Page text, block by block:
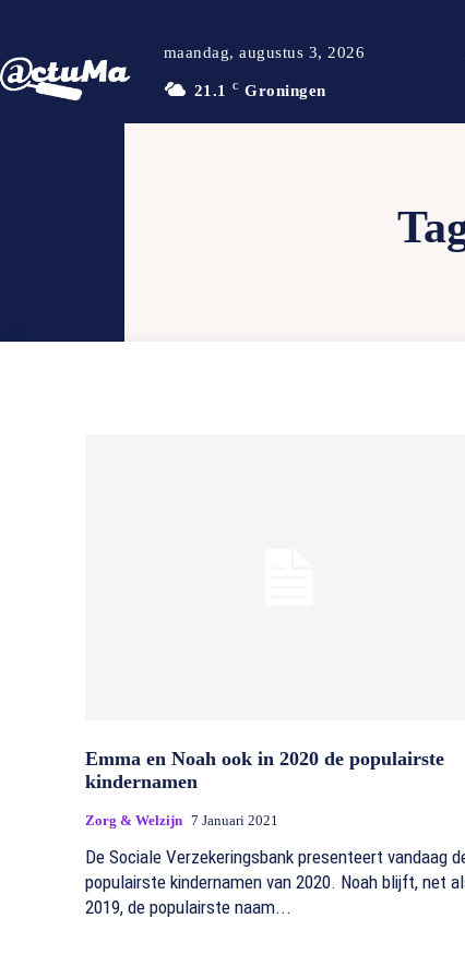
maandag, augustus 3, 2026
21.1 C Groningen
Emma en Noah ook in 2020 de populairste
kindernamen
Zorg & Welzijn 7 Januari 2021
De Sociale Verzekeringsbank presenteert vandaag
populairste kindernamen van 2020. Noah blijft, net
2019, de populairste naam...